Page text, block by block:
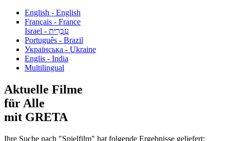
English - English
Français - France
עִבְרִית - Israel
Português - Brazil
Українська - Ukraine
Englis - India
Multilingual
Aktuelle Filme
für Alle
mit GRETA
Ihre Suche nach "Spielfilm" hat folgende Ergebnisse geliefert: